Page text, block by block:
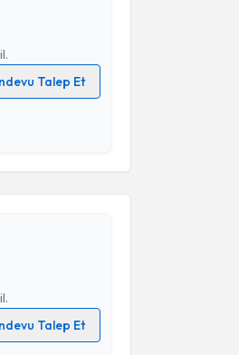
Talep Et
Talep Et
randevu takvimi
almanız için bir